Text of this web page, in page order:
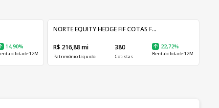
14,90%
12M
NORTE EQUITY HEDGE FIF COTAS F...
R$ 216,88 mi
Patrimônio Líquido
380
Cotistas
22,72%
Rentabilidade 12M